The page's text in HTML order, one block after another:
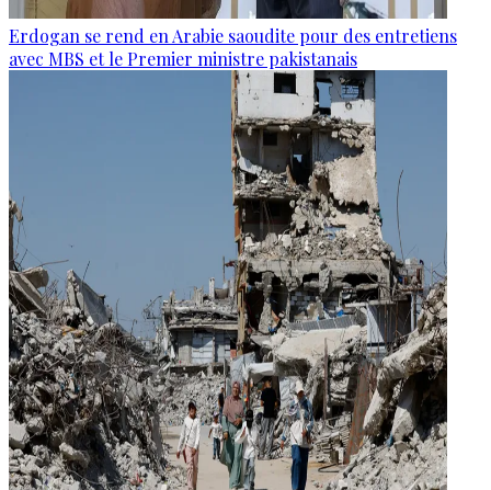
Erdogan se rend en Arabie saoudite pour des entretiens
avec MBS et le Premier ministre pakistanais